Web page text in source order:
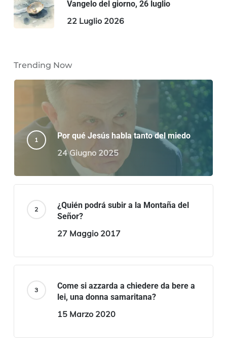
Vangelo del giorno, 26 luglio
22 Luglio 2026
Trending Now
Por qué Jesús habla tanto del miedo
24 Giugno 2025
¿Quién podrá subir a la Montaña del
Señor?
27 Maggio 2017
Come si azzarda a chiedere da bere a
lei, una donna samaritana?
15 Marzo 2020